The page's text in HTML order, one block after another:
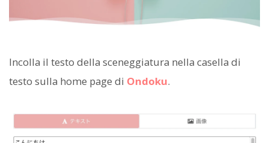
Incolla il testo della sceneggiatura nella casella di
testo sulla home page di Ondoku.